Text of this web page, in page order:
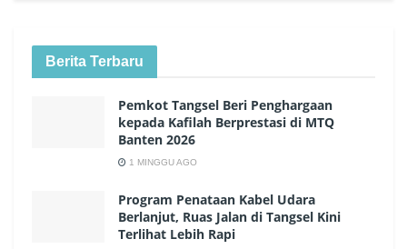
Berita Terbaru
Pemkot Tangsel Beri Penghargaan
kepada Kafilah Berprestasi di MTQ
Banten 2026
1 MINGGU AGO
Program Penataan Kabel Udara
Berlanjut, Ruas Jalan di Tangsel Kini
Terlihat Lebih Rapi